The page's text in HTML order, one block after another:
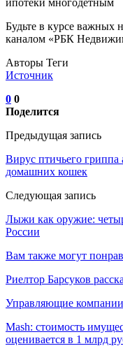
Будьте в курсе важных
каналом «РБК
Авторы Теги
Источник
0 0
Поделится
Предыдущая запись
Вирус птичьего гриппа
домашних кошек
Следующая запись
Лыжи как оружие:
России
Вам также могут
Риелтор Барсуков
Управляющие компании
Mash: стоимость
оценивается в 1 млрд